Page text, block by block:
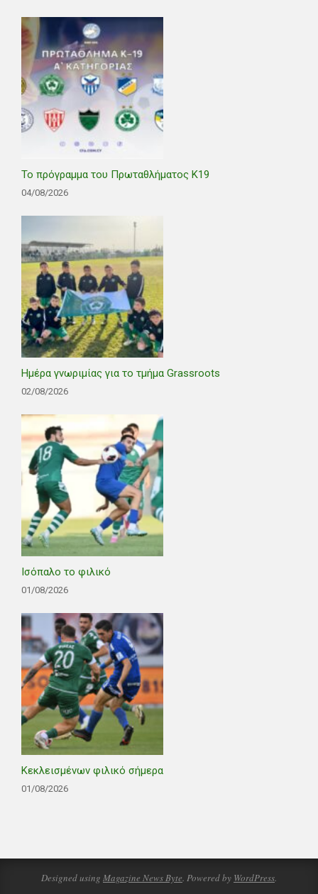
Το πρόγραμμα του Πρωταθλήματος Κ19
04/08/2026
Ημέρα γνωριμίας για το τμήμα Grassroots
02/08/2026
Ισόπαλο το φιλικό
01/08/2026
Κεκλεισμένων φιλικό σήμερα
01/08/2026
Designed using Magazine News Byte. Powered by WordPress.